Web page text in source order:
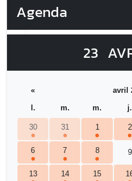
Agenda
23
« avril
l.
m. m. j.
30 31 1 2
6 7 8 9
13 14 15